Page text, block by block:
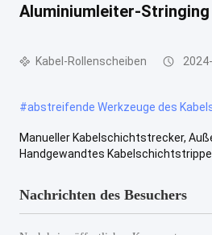
Aluminiumleiter-
Kabel-Rollenscheiben
#abstreifende Werkzeuge des
Manueller Kabelschichtstrecker,
Handgewandtes
Nachrichten des Besuchers